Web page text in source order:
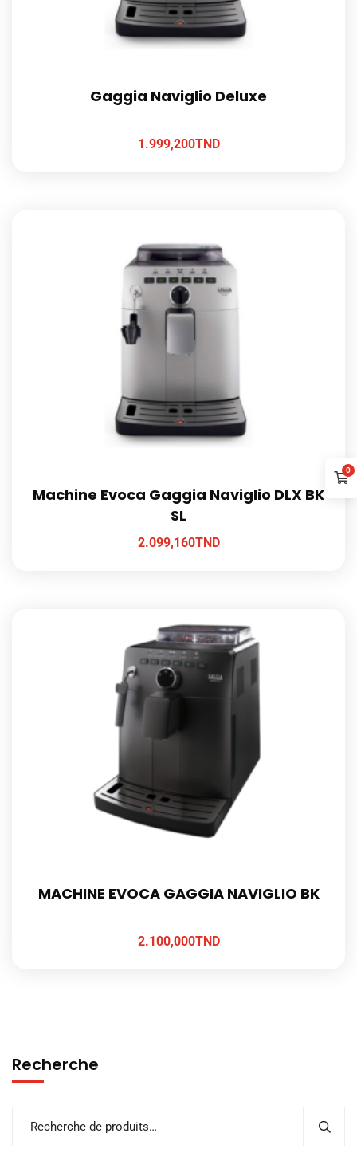
Gaggia Naviglio Deluxe
1.999,200TND
Machine Evoca Gaggia Naviglio DLX BK
SL
2.099,160TND
MACHINE EVOCA GAGGIA NAVIGLIO BK
2.100,000TND
Recherche
0